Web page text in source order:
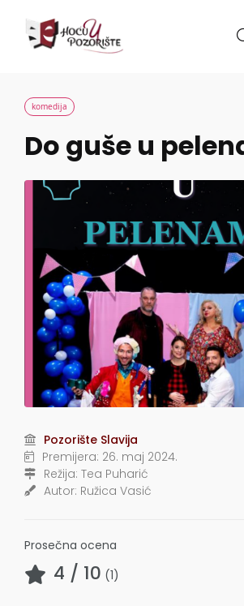
komedija
Do guše u
Pozorište Slavija
Premijera: 26. maj 2024.
Režija: Tea Puharić
Autor: Ružica Vasić
Prosečna ocena
4 / 10 (1)